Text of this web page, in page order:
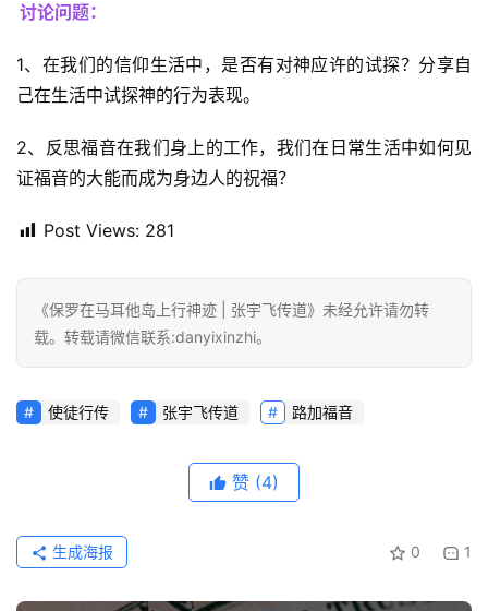
讨论问题：
1、在我们的信仰生活中，是否有对神应许的试探？分享自
己在生活中试探神的行为表现。
2、反思福音在我们身上的工作，我们在日常生活中如何见
证福音的大能而成为身边人的祝福？
Post Views: 281
《保罗在马耳他岛上行神迹 | 张宇飞传道》未经允许请勿转
载。转载请微信联系:danyixinzhi。
使徒行传 张宇飞传道 路加福音
赞 (4)
0 1
生成海报